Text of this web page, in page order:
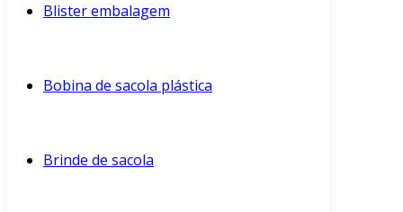
Blister embalagem
Bobina de sacola plástica
Brinde de sacola